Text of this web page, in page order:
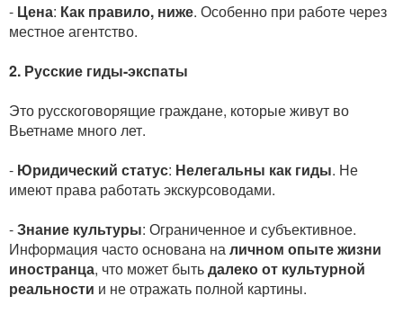
- Цена: Как правило, ниже. Особенно при работе через
местное агентство.
2. Русские гиды-экспаты
Это русскоговорящие граждане, которые живут во
Вьетнаме много лет.
- Юридический статус: Нелегальны как гиды. Не
имеют права работать экскурсоводами.
-Знание культуры: Ограниченное и субъективное.
Информация часто основана наличном опыте жизни
иностранца, что может бытьдалеко от культурной
реальности и не отражать полной картины.